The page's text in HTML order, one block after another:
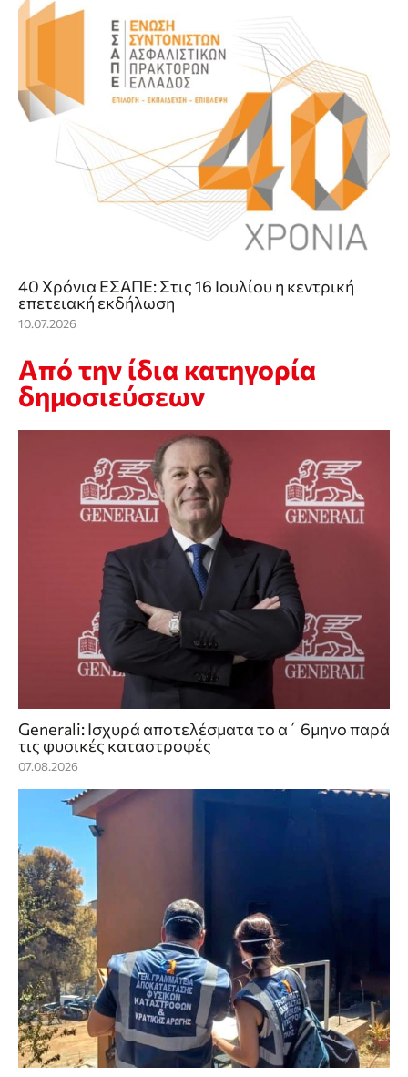
40 Χρόνια ΕΣΑΠΕ: Στις 16 Ιουλίου η κεντρική
επετειακή εκδήλωση
10.07.2026
Από την ίδια κατηγορία
δημοσιεύσεων
Generali: Ισχυρά αποτελέσματα το α΄ 6μηνο παρά
τις φυσικές καταστροφές
07.08.2026